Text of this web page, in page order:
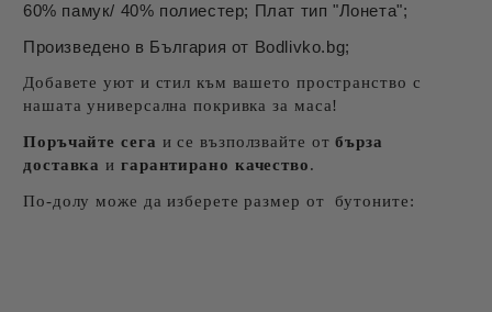
60% памук/ 40% полиестер; Плат тип "Лонета";
Произведено в България от Bodlivko.bg;
Добавете уют и стил към вашето пространство с
нашата универсална покривка за маса!
Поръчайте сега и се възползвайте отбърза
доставка и гарантирано качество.
По-долу може да изберете размер от бутоните: